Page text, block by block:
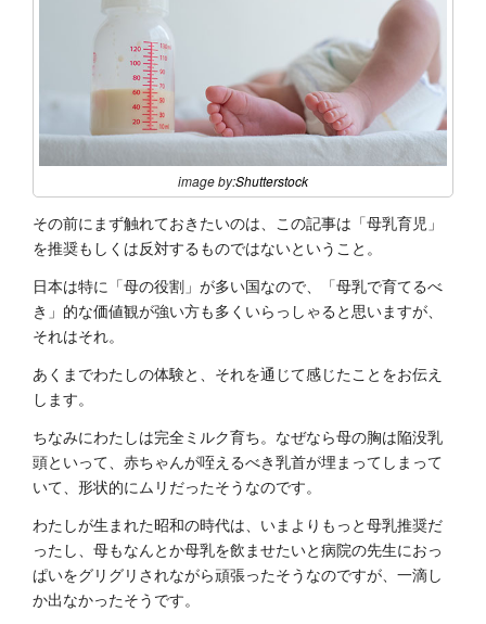
image by:Shutterstock
その前にまず触れておきたいのは、この記事は「母乳育児」
を推奨もしくは反対するものではないということ。
日本は特に「母の役割」が多い国なので、「母乳で育てるべ
き」的な価値観が強い方も多くいらっしゃると思いますが、
それはそれ。
あくまでわたしの体験と、それを通じて感じたことをお伝え
します。
ちなみにわたしは完全ミルク育ち。なぜなら母の胸は陥没乳
頭といって、赤ちゃんが咥えるべき乳首が埋まってしまって
いて、形状的にムリだったそうなのです。
わたしが生まれた昭和の時代は、いまよりもっと母乳推奨だ
ったし、母もなんとか母乳を飲ませたいと病院の先生におっ
ぱいをグリグリされながら頑張ったそうなのですが、一滴し
か出なかったそうです。